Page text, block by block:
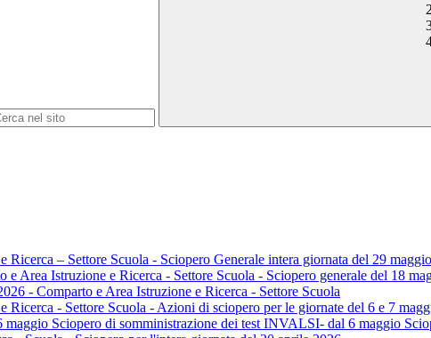
Ricerca – Settore Scuola - Sciopero Generale intera giornata del 29
e Area Istruzione e Ricerca - Settore Scuola - Sciopero generale del 18
- Comparto e Area Istruzione e Ricerca - Settore Scuola
Ricerca - Settore Scuola - Azioni di sciopero per le giornate del 6 e 7
Sciopero di somministrazione dei test INVALSI- dal 6 maggio